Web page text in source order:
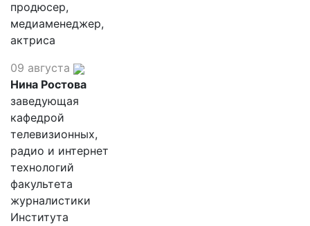
продюсер,
медиаменеджер,
актриса
09 августа
Нина Ростова
заведующая
кафедрой
телевизионных,
радио и интернет
технологий
факультета
журналистики
Института